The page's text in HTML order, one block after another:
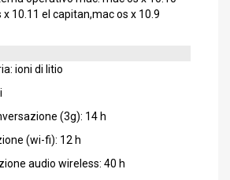
10.11 el capitan,mac os x 10.9
ioni di litio
(3g): 14 h
(wi-fi): 12 h
audio wireless: 40 h